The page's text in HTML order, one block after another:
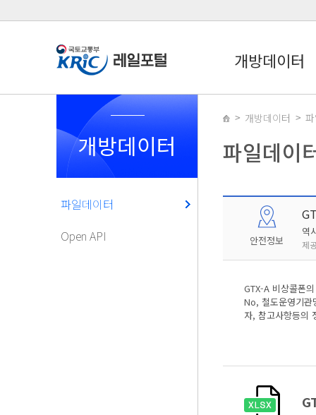
개방데이터
개방데이터
파일데이터
Open API
개방데이터
파일데이
안전정보
역
제
GTX-A 비상콜폰의
No, 철도운영기관
자, 참고사항등의